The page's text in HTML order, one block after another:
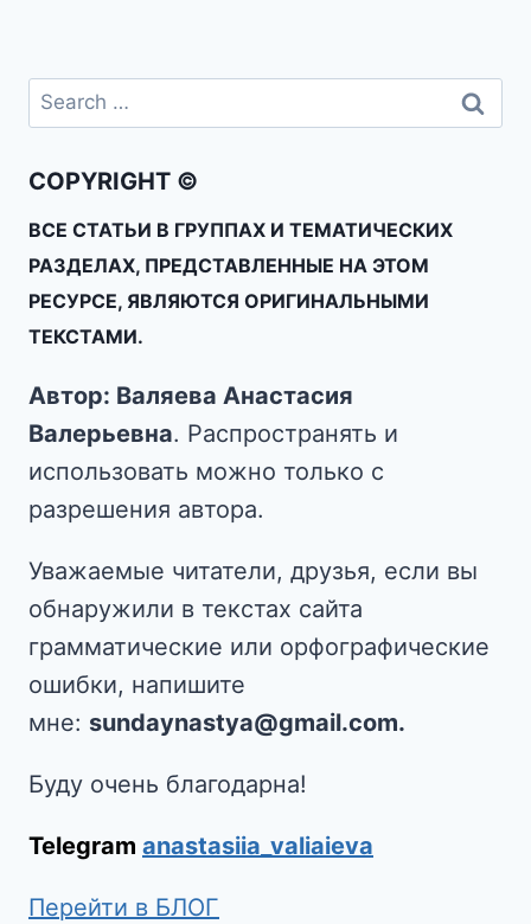
COPYRIGHT ©
ВСЕ СТАТЬИ В ГРУППАХ И ТЕМАТИЧЕСКИХ
РАЗДЕЛАХ, ПРЕДСТАВЛЕННЫЕ НА ЭТОМ
РЕСУРСЕ, ЯВЛЯЮТСЯ ОРИГИНАЛЬНЫМИ
ТЕКСТАМИ.
Автор: Валяева Анастасия
Валерьевна. Распространять и
использовать можно только с
разрешения автора.
Уважаемые читатели, друзья, если вы
обнаружили в текстах сайта
грамматические или орфографические
ошибки, напишите
мне: sundaynastya@gmail.com.
Буду очень благодарна!
Telegram anastasiia_valiaieva
Перейти в БЛОГ